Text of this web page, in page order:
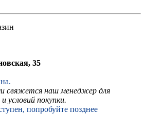
35
свяжется наш менеджер для
условий покупки.
попробуйте позднее